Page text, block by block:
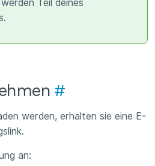
Teil deines
#
werden, erhalten sie eine E-
an: